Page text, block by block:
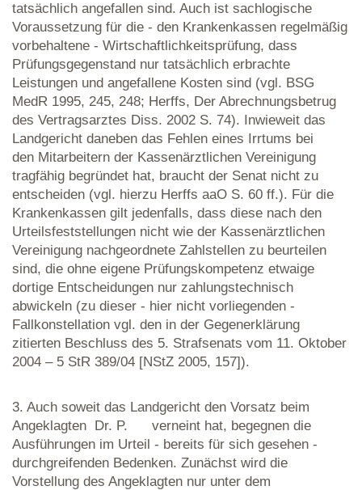
tatsächlich angefallen sind. Auch ist sachlogische
Voraussetzung für die - den Krankenkassen regelmäßig
vorbehaltene - Wirtschaftlichkeitsprüfung, dass
Prüfungsgegenstand nur tatsächlich erbrachte
Leistungen und angefallene Kosten sind (vgl. BSG
MedR 1995, 245, 248; Herffs, Der Abrechnungsbetrug
des Vertragsarztes Diss. 2002 S. 74). Inwieweit das
Landgericht daneben das Fehlen eines Irrtums bei
den Mitarbeitern der Kassenärztlichen Vereinigung
tragfähig begründet hat, braucht der Senat nicht zu
entscheiden (vgl. hierzu Herffs aaO S. 60 ff.). Für die
Krankenkassen gilt jedenfalls, dass diese nach den
Urteilsfeststellungen nicht wie der Kassenärztlichen
Vereinigung nachgeordnete Zahlstellen zu beurteilen
sind, die ohne eigene Prüfungskompetenz etwaige
dortige Entscheidungen nur zahlungstechnisch
abwickeln (zu dieser - hier nicht vorliegenden -
Fallkonstellation vgl. den in der Gegenerklärung
zitierten Beschluss des 5. Strafsenats vom 11. Oktober
2004 – 5 StR 389/04 [NStZ 2005, 157]).
3. Auch soweit das Landgericht den Vorsatz beim
Angeklagten Dr. P. verneint hat, begegnen die
Ausführungen im Urteil - bereits für sich gesehen -
durchgreifenden Bedenken. Zunächst wird die
Vorstellung des Angeklagten nur unter dem